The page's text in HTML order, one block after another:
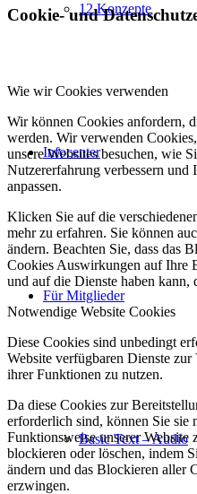
12 Konzepte
Infocenter
Für Mitglieder
Basic Text – Audio
Cookie- und
Wie wir Cookies verwenden
Wir können Cookies anfordern,
werden. Wir verwenden
unsere Websites besuchen, wie
Nutzererfahrung verbessern und
anpassen.
Klicken Sie auf die
mehr zu erfahren. Sie können
ändern. Beachten Sie, dass das
Cookies Auswirkungen auf Ihre
und auf die Dienste haben kann,
Notwendige Website Cookies
Diese Cookies sind unbedingt
Website verfügbaren Dienste
ihrer Funktionen zu nutzen.
Da diese Cookies zur
erforderlich sind, können Sie sie
Funktionsweise unserer Website
blockieren oder löschen, indem
ändern und das Blockieren aller
erzwingen.